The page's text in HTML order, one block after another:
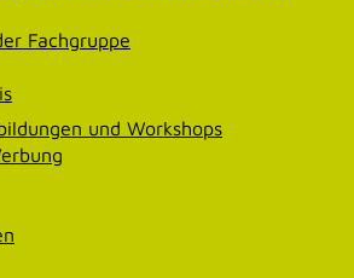
Fachgruppe
und Workshops